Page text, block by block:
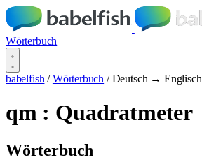
Wörterbuch
babelfish / Wörterbuch / Deutsch → Englisch
qm : Quadratmeter
Wörterbuch